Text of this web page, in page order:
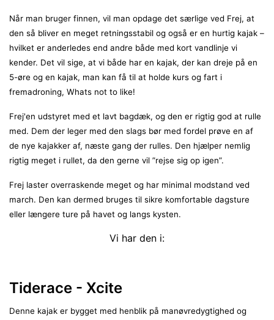
Når man bruger finnen, vil man opdage det særlige ved Frej, at
den så bliver en meget retningsstabil og også er en hurtig kajak –
hvilket er anderledes end andre både med kort vandlinje vi
kender. Det vil sige, at vi både har en kajak, der kan dreje på en
5-øre og en kajak, man kan få til at holde kurs og fart i
fremadroning, Whats not to like!
Frej'en udstyret med et lavt bagdæk, og den er rigtig god at rulle
med. Dem der leger med den slags bør med fordel prøve en af
de nye kajakker af, næste gang der rulles. Den hjælper nemlig
rigtig meget i rullet, da den gerne vil ”rejse sig op igen”.
Frej laster overraskende meget og har minimal modstand ved
march. Den kan dermed bruges til sikre komfortable dagsture
eller længere ture på havet og langs kysten.
Vi har den i:
Tiderace - Xcite
Denne kajak er bygget med henblik på manøvredygtighed og